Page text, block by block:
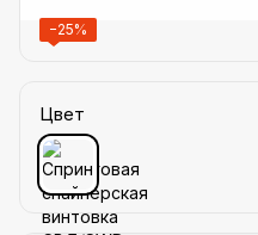
−25%
Цвет